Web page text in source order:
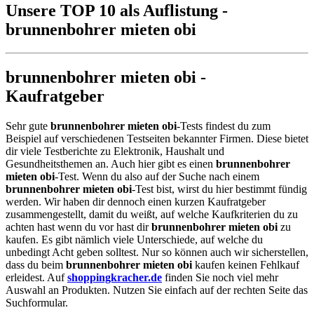
Unsere TOP 10 als Auflistung -
brunnenbohrer mieten obi
brunnenbohrer mieten obi -
Kaufratgeber
Sehr gute brunnenbohrer mieten obi-Tests findest du zum
Beispiel auf verschiedenen Testseiten bekannter Firmen. Diese bietet
dir viele Testberichte zu Elektronik, Haushalt und
Gesundheitsthemen an. Auch hier gibt es einen brunnenbohrer
mieten obi-Test. Wenn du also auf der Suche nach einem
brunnenbohrer mieten obi-Test bist, wirst du hier bestimmt fündig
werden. Wir haben dir dennoch einen kurzen Kaufratgeber
zusammengestellt, damit du weißt, auf welche Kaufkriterien du zu
achten hast wenn du vor hast dirbrunnenbohrer mieten obi zu
kaufen. Es gibt nämlich viele Unterschiede, auf welche du
unbedingt Acht geben solltest. Nur so können auch wir sicherstellen,
dass du beim brunnenbohrer mieten obi kaufen keinen Fehlkauf
erleidest. Aufshoppingkracher.de finden Sie noch viel mehr
Auswahl an Produkten. Nutzen Sie einfach auf der rechten Seite das
Suchformular.